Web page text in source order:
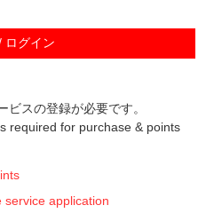
ログイン
スの登録が必要です。
required for purchase & points
service application